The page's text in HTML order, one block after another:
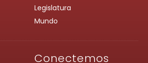
Legislatura
Mundo
Conectemos